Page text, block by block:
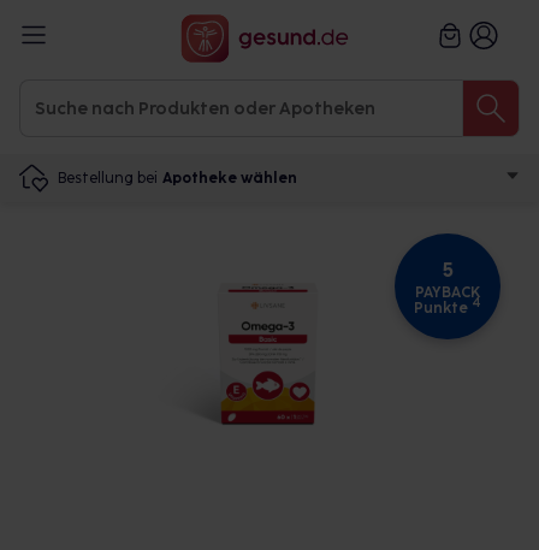
Bestellung bei Apotheke wählen
5
PAYBACK
Punkte 4